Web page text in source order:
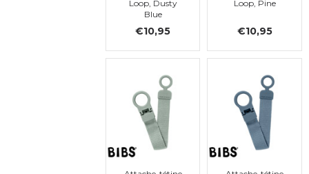
Loop, Dusty
Blue
€10,95
Loop, Pine
€10,95